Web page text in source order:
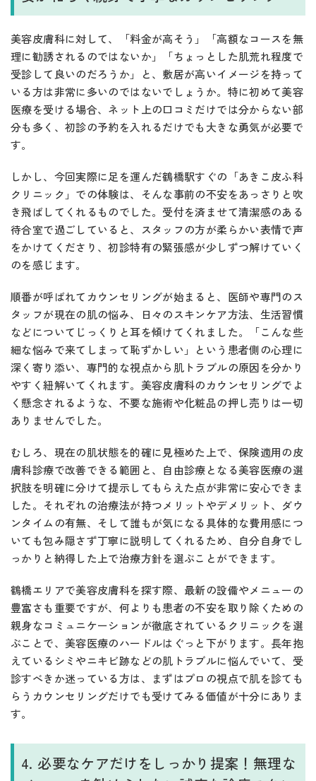
美容皮膚科に対して、「料金が高そう」「高額なコースを無
理に勧誘されるのではないか」「ちょっとした肌荒れ程度で
受診して良いのだろうか」と、敷居が高いイメージを持って
いる方は非常に多いのではないでしょうか。特に初めて美容
医療を受ける場合、ネット上の口コミだけでは分からない部
分も多く、初診の予約を入れるだけでも大きな勇気が必要で
す。
しかし、今回実際に足を運んだ鶴橋駅すぐの「あきこ皮ふ科
クリニック」での体験は、そんな事前の不安をあっさりと吹
き飛ばしてくれるものでした。受付を済ませて清潔感のある
待合室で過ごしていると、スタッフの方が柔らかい表情で声
をかけてくださり、初診特有の緊張感が少しずつ解けていく
のを感じます。
順番が呼ばれてカウンセリングが始まると、医師や専門のス
タッフが現在の肌の悩み、日々のスキンケア方法、生活習慣
などについてじっくりと耳を傾けてくれました。「こんな些
細な悩みで来てしまって恥ずかしい」という患者側の心理に
深く寄り添い、専門的な視点から肌トラブルの原因を分かり
やすく紐解いてくれます。美容皮膚科のカウンセリングでよ
く懸念されるような、不要な施術や化粧品の押し売りは一切
ありませんでした。
むしろ、現在の肌状態を的確に見極めた上で、保険適用の皮
膚科診療で改善できる範囲と、自由診療となる美容医療の選
択肢を明確に分けて提示してもらえた点が非常に安心できま
した。それぞれの治療法が持つメリットやデメリット、ダウ
ンタイムの有無、そして誰もが気になる具体的な費用感につ
いても包み隠さず丁寧に説明してくれるため、自分自身でし
っかりと納得した上で治療方針を選ぶことができます。
鶴橋エリアで美容皮膚科を探す際、最新の設備やメニューの
豊富さも重要ですが、何よりも患者の不安を取り除くための
親身なコミュニケーションが徹底されているクリニックを選
ぶことで、美容医療のハードルはぐっと下がります。長年抱
えているシミやニキビ跡などの肌トラブルに悩んでいて、受
診すべきか迷っている方は、まずはプロの視点で肌を診ても
らうカウンセリングだけでも受けてみる価値が十分にありま
す。
4. 必要なケアだけをしっかり提案！無理な